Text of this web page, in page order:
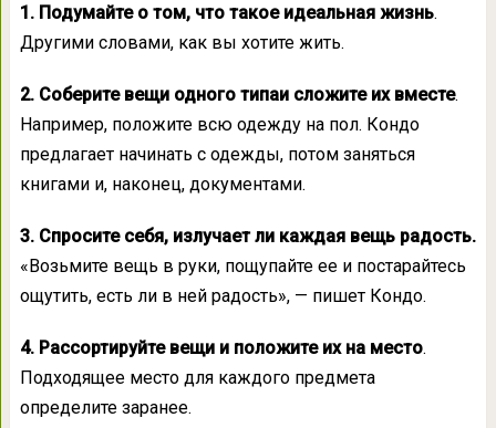
1. Подумайте о том, что такое идеальная жизнь.
Другими словами, как вы хотите жить.
2. Соберите вещи одного типаи сложите их вместе.
Например, положите всю одежду на пол. Кондо
предлагает начинать с одежды, потом заняться
книгами и, наконец, документами.
3. Спросите себя, излучает ли каждая вещь радость.
«Возьмите вещь в руки, пощупайте ее и постарайтесь
ощутить, есть ли в ней радость», — пишет Кондо.
4. Рассортируйте вещи и положите их на место.
Подходящее место для каждого предмета
определите заранее.